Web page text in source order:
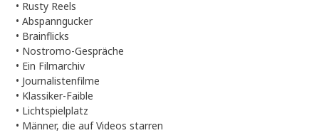
• Rusty Reels
•Abspanngucker
• Brainflicks
• Nostromo-Gespräche
• Ein Filmarchiv
• Journalistenfilme
• Klassiker-Faible
• Lichtspielplatz
• Männer, die auf Videos starren